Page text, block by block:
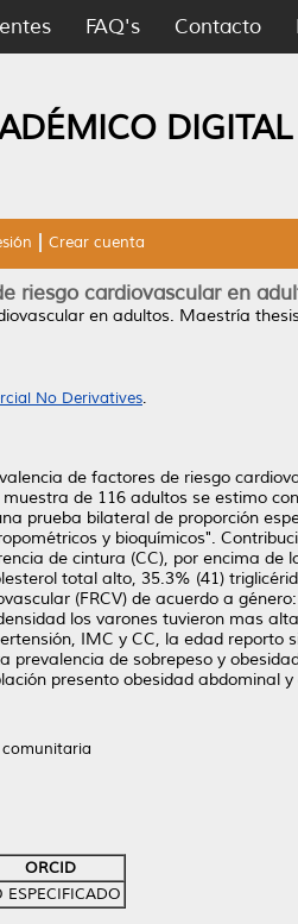
FAQ's Contacto
DIGITAL
Crear cuenta
riesgo cardiovascular en
en adultos. Maestría
No Derivatives.
de factores de riesgo
de 116 adultos se estimo
prueba bilateral de proporción
y bioquímicos".
de cintura (CC), por encima de
total alto, 35.3% (41)
(FRCV) de acuerdo a
los varones tuvieron mas
IMC y CC, la edad reporto
de sobrepeso y
presento obesidad abdominal
comunitaria
ORCID
ESPECIFICADO